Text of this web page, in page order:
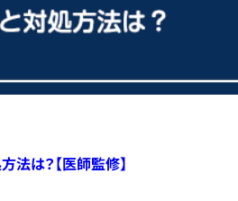
法は？【医師監修】